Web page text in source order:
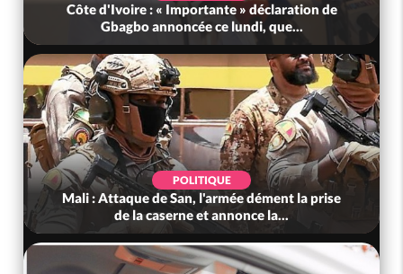
Côte d'Ivoire : « Importante » déclaration de
Gbagbo annoncée ce lundi, que...
POLITIQUE
Mali : Attaque de San, l'armée dément la prise
de la caserne et annonce la...